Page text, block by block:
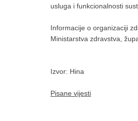
usluga i funkcionalnosti
Informacije o organizaciji
Ministarstva zdravstva,
Izvor: Hina
Pisane vijesti